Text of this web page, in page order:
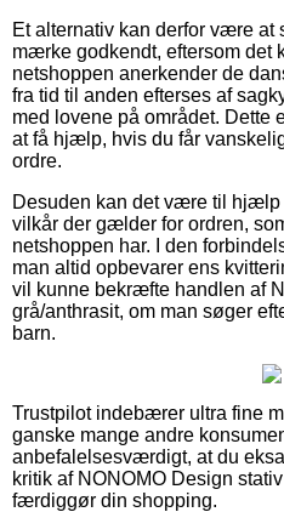
Et alternativ kan derfor være at
mærke godkendt, eftersom det
netshoppen anerkender de
fra tid til anden efterses af
med lovene på området. Dette
at få hjælp, hvis du får
ordre.
Desuden kan det være til
vilkår der gælder for ordren,
netshoppen har. I den
man altid opbevarer ens
vil kunne bekræfte handlen af
grå/anthrasit, om man søger
barn.
Trustpilot indebærer ultra fine
ganske mange andre
anbefalelsesværdigt, at du
kritik af NONOMO Design
færdiggør din shopping.